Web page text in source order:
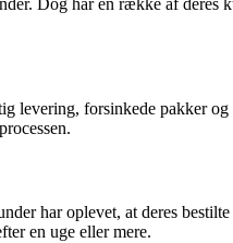
Dog har en række af deres
forsinkede pakker
har oplevet, at deres
en uge eller mere.